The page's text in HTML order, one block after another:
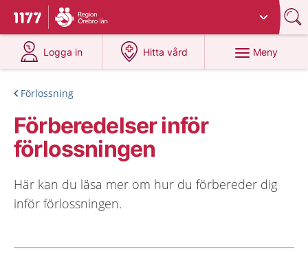
Till startsidan för 1177
Du har valt region
Logga in
på 1177.se
Hitta vård
på 1177.se
Meny
Förlossning
Förberedelser inför
förlossningen
Här kan du läsa mer om hur du förbereder dig
inför förlossningen.